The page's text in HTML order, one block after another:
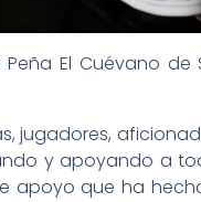
El Cuévano de
jugadores,
y apoyando a
apoyo que ha